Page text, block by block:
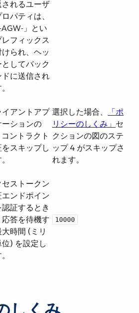
されるユーザ
パティは、
AGW-」とい
レフィックス
けられ、ヘッ
としてバック
ドに送信され
イアントアプ
ーションの
ントラクト
スキップし
選択した場合、​
「ポ
リシーのしくみ」 ​セ
クションの図のステ
ップ 4 がスキップさ
れます。
セストークン
ンドポイン
認証するとき
応答を待機す
大時間 (ミリ
) を設定し
10000